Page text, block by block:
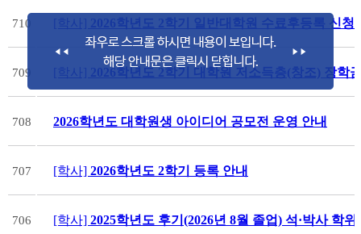
710 [학사] 2026학년도 2학기 일반대학원 수료후등록 신청
709 [학사] 2026학년도 2학기 대학원 저소득층(창조) 장학
708 2026학년도 대학원생 아이디어 공모전 운영 안내
707 [학사] 2026학년도 2학기 등록 안내
706 [학사] 2025학년도 후기(2026년 8월 졸업) 석·박사 학